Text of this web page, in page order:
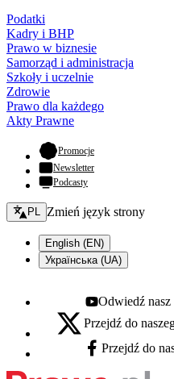
Podatki
Kadry i BHP
Prawo w biznesie
Samorząd i administracja
Szkoły i uczelnie
Zdrowie
Prawo dla każdego
Akty Prawne
Promocje- otwiera się w nowej
Newsletter
Podcasty
Zmień język - bieżący:
PL Zmień język strony
English (EN)
Українська (UA)
Youtube - otwiera się
Odwiedź nasz
X - otwiera się w nowej karcie
Przejdź do
Facebook - otwiera się
Przejdź do